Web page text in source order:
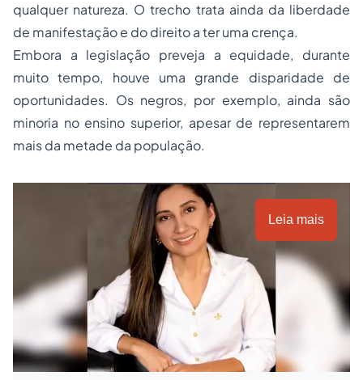
qualquer natureza. O trecho trata ainda da liberdade
de manifestação e do direito a ter uma crença.
Embora a legislação preveja a equidade, durante
muito tempo, houve uma grande disparidade de
oportunidades. Os negros, por exemplo, ainda são
minoria no ensino superior, apesar de representarem
mais da metade da população.
Leia mais